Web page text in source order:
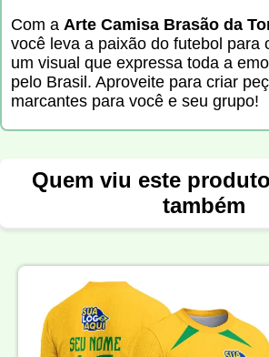
Com a Arte Camisa Brasão da
você leva a paixão do futebol para
um visual que expressa toda a
pelo Brasil. Aproveite para criar
marcantes para você e seu grupo!
Quem viu este
também